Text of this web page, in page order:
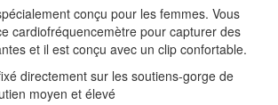
conçu pour les femmes. Vous
cardiofréquencemètre pour capturer des
et il est conçu avec un clip confortable.
directement sur les soutiens-gorge de
moyen et élevé